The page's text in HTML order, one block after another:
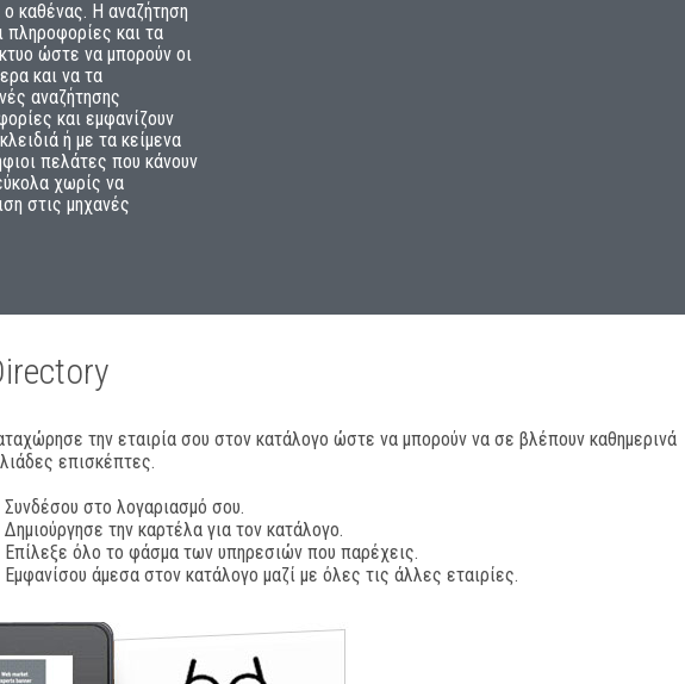
καθένας. Η αναζήτηση
πληροφορίες και τα
ώστε να μπορούν οι
και να τα
αναζήτησης
και εμφανίζουν
ή με τα κείμενα
πελάτες που κάνουν
χωρίς να
στις μηχανές
την εταιρία σου στον κατάλογο ώστε να μπορούν να σε βλέπουν καθημερινά
επισκέπτες.
Συνδέσου στο λογαριασμό σου.
την καρτέλα για τον κατάλογο.
Επίλεξε όλο το φάσμα των υπηρεσιών που παρέχεις.
άμεσα στον κατάλογο μαζί με όλες τις άλλες εταιρίες.